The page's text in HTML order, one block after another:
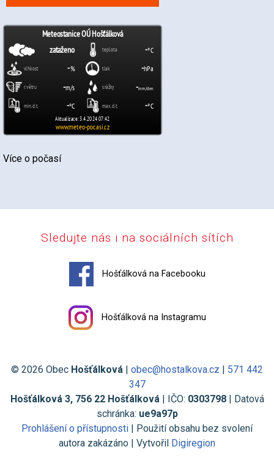
Více o počasí
Sledujte nás i na sociálních sítích
Hošťálková na Facebooku
Hošťálková na Instagramu
© 2026 Obec Hošťálková | obec@hostalkova.cz | 571 442
347
Hošťálková 3, 756 22 Hošťálková| IČO: 0303798| Datová
schránka: ue9a97p
Prohlášení o přístupnosti | Použití obsahu bez svolení
autora zakázáno | Vytvořil Digiregion